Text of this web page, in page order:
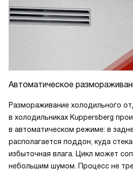
Автоматическое
Размораживание холодильного
в холодильниках Kuppersberg
в автоматическом режиме: в
располагается поддон, куда
избыточная влага. Цикл может
небольшим шумом. Процесс не